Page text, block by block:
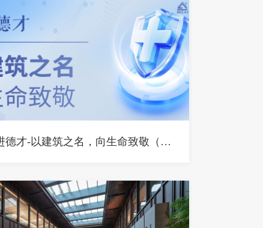
走进德才-以建筑之名，向生命致敬（医疗类项目）